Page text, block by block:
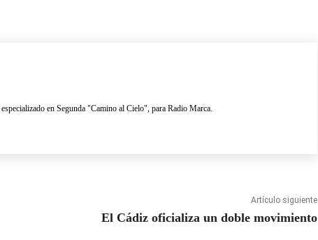
en Segunda "Camino al Cielo", para Radio Marca.
Artículo siguiente
El Cádiz oficializa un doble movimiento